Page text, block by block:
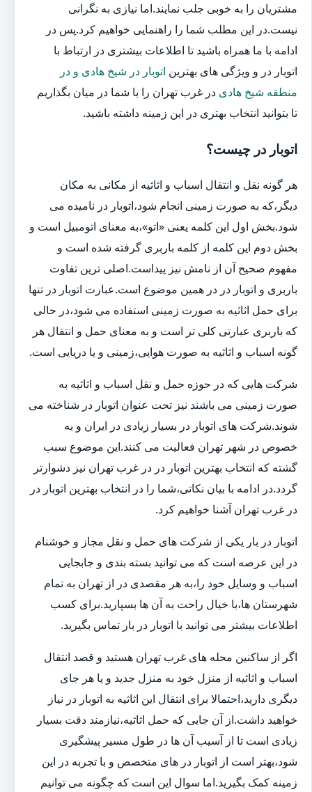
مشتریان را به خوبی جلب نمایند.اما نیازی به نگرانی
نیست.در این مطلب شما را راهنمایی خواهیم کرد.پس در
ادامه با ما همراه باشید تا اطلاعات بیشتری در ارتباط با
اتوبار در و ویژگی های بهترین اتوبار در شیخ هادی و در
منطقه شیخ هادی در غرب تهران را با شما در میان بگذاریم
تا بتوانید انتخاب بهتری در این زمینه داشته باشید.
اتوبار در چیست؟
هر گونه نقل و انتقال اسباب و اثاثیه از مکانی به مکان
دیگر،که به صورت زمینی انجام شود،اتوبار در نامیده می
شود.بخش اول این کلمه یعنی «اتو»،به معنای اتومبیل است و
بخش دوم این کلمه از کلمه باربری گرفته شده است و
مفهوم صحیح آن از نامش نیز پیداست.اصلی ترین تفاوت
باربری و اتوبار در در همین موضوع است.عبارت اتوبار در تنها
برای حمل اثاثیه به صورت زمینی استفاده می شود،در حالی
که باربری عبارتی کلی تر است و به معنای حمل و انتقال هر
گونه اسباب و اثاثیه به صورت هوایی،زمینی و یا دریایی است.
شرکت هایی که در حوزه حمل و نقل اسباب و اثاثیه به
صورت زمینی می باشند نیز تحت عنوان اتوبار در شناخته می
شوند.شرکت های اتوبار در بسیار زیادی در ایران و به
خصوص در شهر تهران فعالیت می کنند.این موضوع سبب
گشته که انتخاب بهترین اتوبار در در غرب تهران نیز دشوارتر
گردد.در ادامه با بیان نکاتی،شما را در انتخاب بهترین اتوبار در
در غرب تهران آشنا خواهیم کرد.
اتوبار در بار یکی از شرکت های حمل و نقل مجاز و خوشنام
در این عرصه است که می توانید بسته بندی و جابجایی
اسباب و وسایل خود را،به هر مقصدی در از تهران به تمام
شهرستان ها،با خیال راحت به آن ها بسپارید.برای کسب
اطلاعات بیشتر می توانید با اتوبار در بار تماس بگیرید.
اگر از ساکنین محله های غرب تهران هستید و قصد انتقال
اسباب و اثاثیه از منزل خود به منزل جدید و یا هر جای
دیگری دارید،احتمالا برای انتقال این اثاثیه به اتوبار در نیاز
خواهید داشت.از آن جایی که حمل اثاثیه،نیازمند دقت بسیار
زیادی است تا از آسیب آن ها در طول مسیر پیشگیری
شود،بهتر است از اتوبار در های متخصص و با تجربه در این
زمینه کمک بگیرید.اما سوال این است که چگونه می توانیم